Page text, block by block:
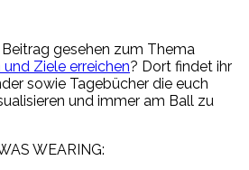
gesehen zum Thema
Ziele erreichen? Dort findet ihr
sowie Tagebücher die euch
und immer am Ball zu
WEARING: